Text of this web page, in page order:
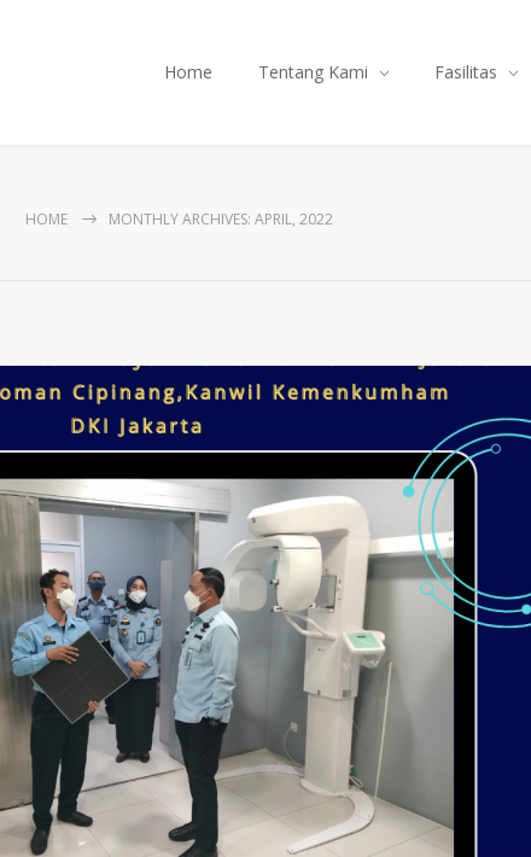
Home Tentang Kami Fasilitas
HOME MONTHLY ARCHIVES: APRIL, 2022